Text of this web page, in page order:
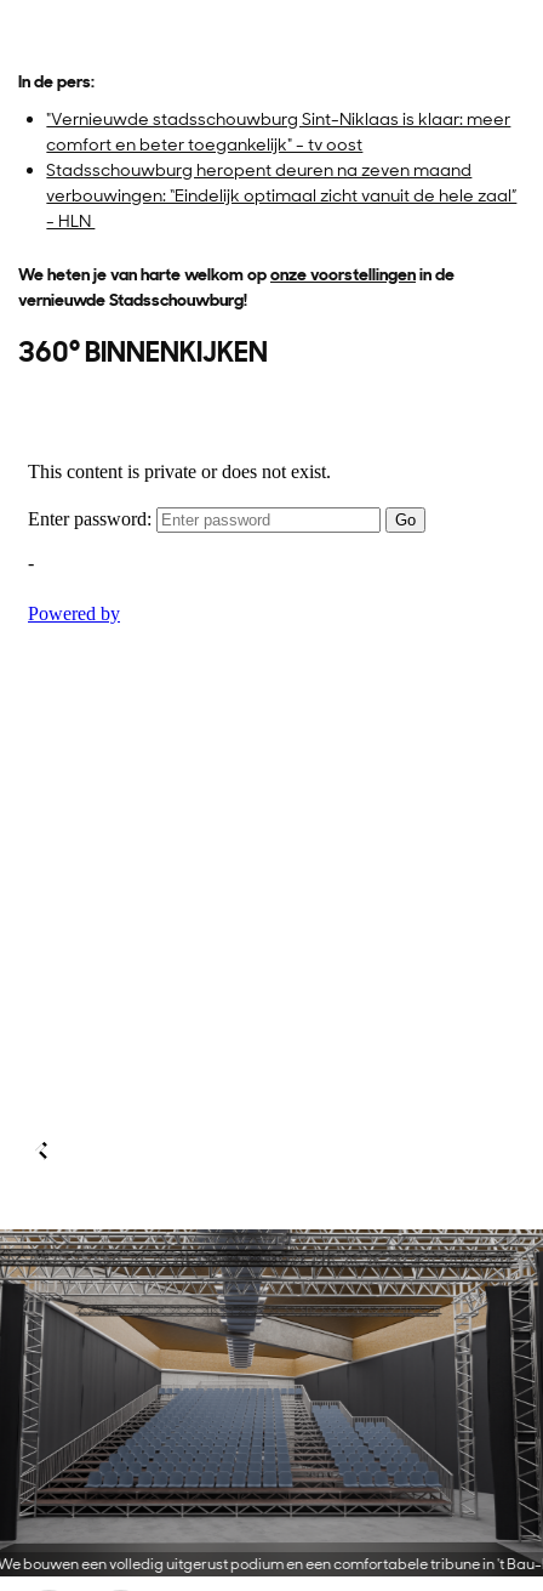
In de pers:
"Vernieuwde stadsschouwburg Sint-Niklaas is klaar: meer
comfort en beter toegankelijk" - tv oost
Stadsschouwburg heropent deuren na zeven maand
verbouwingen: “Eindelijk optimaal zicht vanuit de hele zaal”
- HLN
We heten je van harte welkom oponze voorstellingenin de
vernieuwde Stadsschouwburg!
360° BINNENKIJKEN
Overslaan
bouwen een volledig uitgerust podium en een comfortabele tribune in 't